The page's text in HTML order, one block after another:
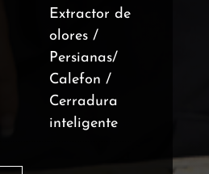
Extractor de
olores /
Persianas/
Calefon /
Cerradura
inteligente